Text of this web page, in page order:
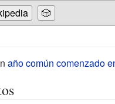
🎲
año común comenzado